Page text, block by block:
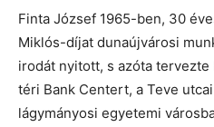
Finta József 1965-ben, 30
Miklós-díjat dunaújvárosi
irodát nyitott, s azóta tervezte
téri Bank Centert, a Teve
lágymányosi egyetemi